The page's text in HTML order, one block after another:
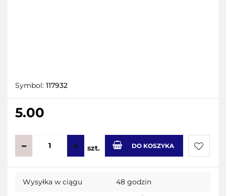
Symbol: 117932
5.00
szt. DO KOSZYKA
Do
Wysyłka w ciągu 48 godzin